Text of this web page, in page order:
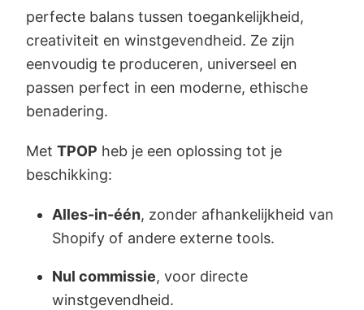
perfecte balans tussen toegankelijkheid,
creativiteit en winstgevendheid. Ze zijn
eenvoudig te produceren, universeel en
passen perfect in een moderne, ethische
benadering.
Met TPOP heb je een oplossing tot je
beschikking:
Alles-in-één, zonder afhankelijkheid van
Shopify of andere externe tools.
Nul commissie, voor directe
winstgevendheid.